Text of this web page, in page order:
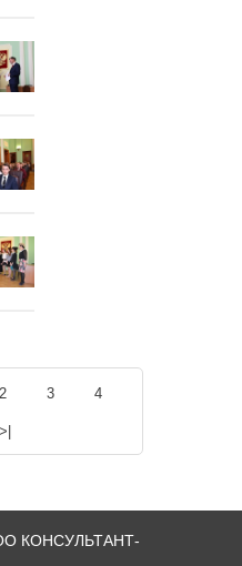
2 3 4
>|
КОНСУЛЬТАНТ-